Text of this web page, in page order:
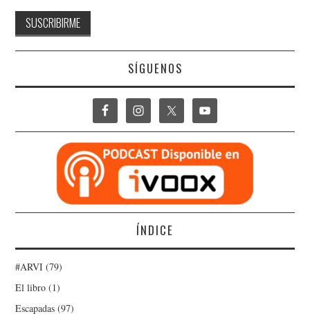
SÍGUENOS
ÍNDICE
#ARVI (79)
El libro (1)
Escapadas (97)